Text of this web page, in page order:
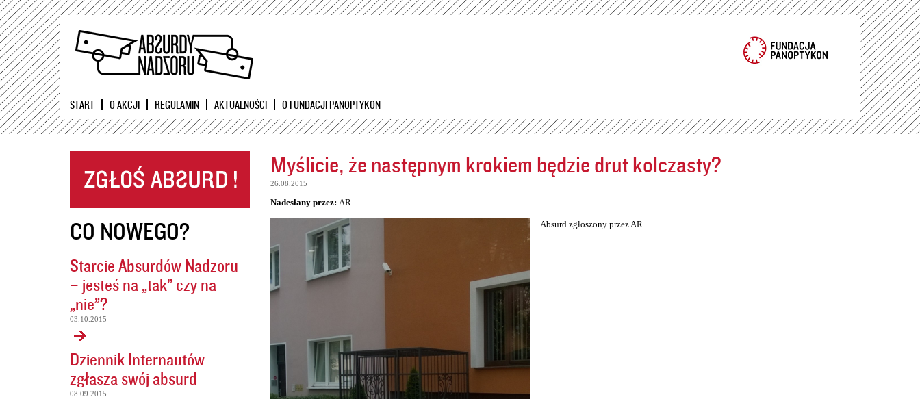
Przejdź
START O AKCJI REGULAMIN AKTUALNOŚCI O FUNDACJI PANOPTYKON
CO NOWEGO?
Starcie Absurdów Nadzoru
– jesteś na „tak” czy na
„nie”?
03.10.2015
Dziennik Internautów
zgłasza swój absurd
08.09.2015
Myślicie, że następnym krokiem będzie drut kolczasty?
26.08.2015
Nadesłany przez: AR
Absurd zgłoszony przez AR.